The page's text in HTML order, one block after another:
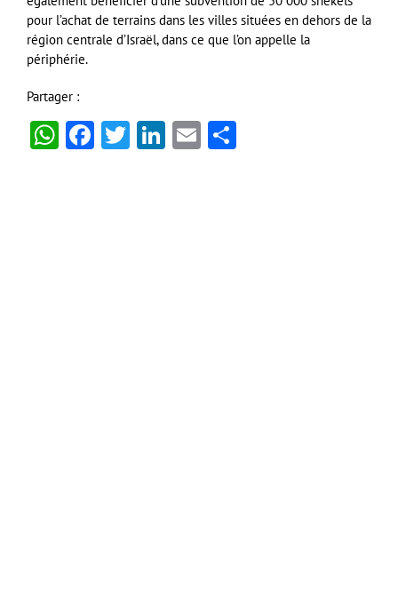
pour l’achat de terrains dans les villes situées en dehors de la
région centrale d’Israël, dans ce que l’on appelle la
périphérie.
Partager :
WhatsApp
Facebook
Twitter
LinkedIn
Email